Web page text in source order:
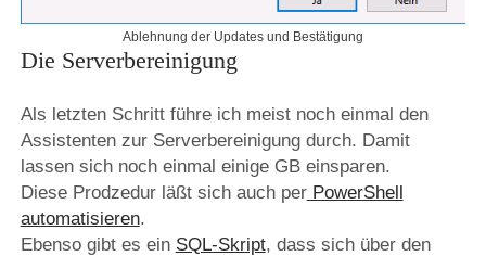
Ablehnung der Updates und Bestätigung
Die Serverbereinigung
Als letzten Schritt führe ich meist noch einmal den
Assistenten zur Serverbereinigung durch. Damit
lassen sich noch einmal einige GB einsparen.
Diese Prodzedur läßt sich auch perPowerShell
automatisieren.
Ebenso gibt es ein SQL-Skript, dass sich über den